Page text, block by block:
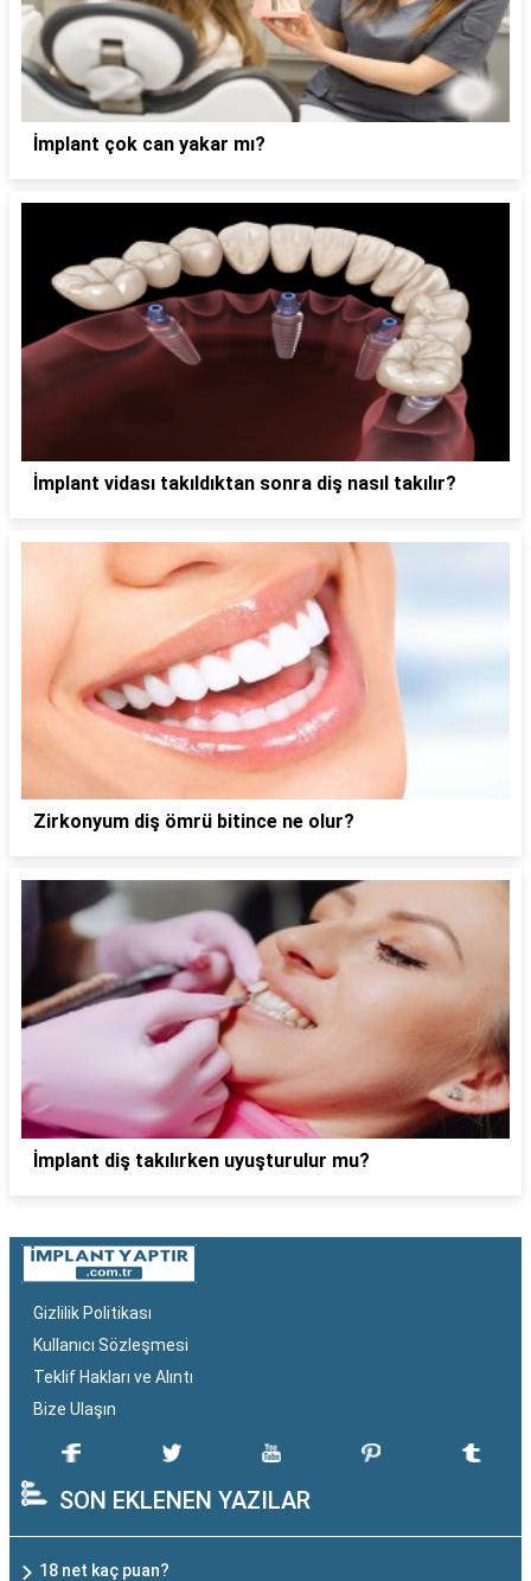
İmplant çok can yakar mı?
İmplant vidası takıldıktan sonra diş nasıl takılır?
Zirkonyum diş ömrü bitince ne olur?
İmplant diş takılırken uyuşturulur mu?
Gizlilik Politikası
Kullanıcı Sözleşmesi
Teklif Hakları ve Alıntı
Bize Ulaşın
SON EKLENEN YAZILAR
18 net kaç puan?